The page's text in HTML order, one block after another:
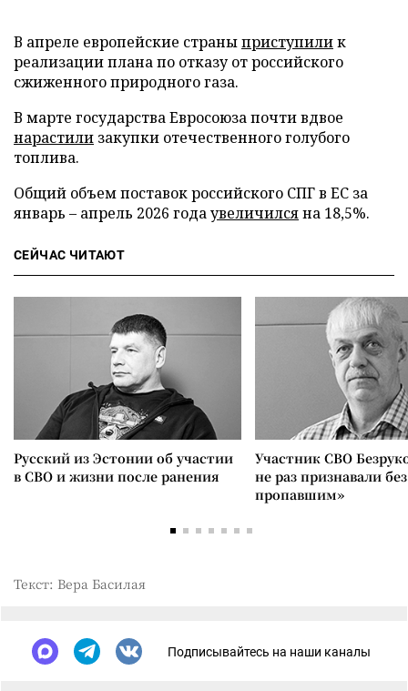
В апреле европейские страныприступилик
реализации плана по отказу от российского
сжиженного природного газа.
В марте государства Евросоюза почти вдвое
нарастили закупки отечественного голубого
топлива.
Общий объем поставок российского СПГ в ЕС за
январь – апрель 2026 годаувеличилсяна 18,5%.
СЕЙЧАС ЧИТАЮТ
Русский из Эстонии об участии
в СВО и жизни после ранения
Участник СВО
не раз признавали
пропавшим»
Текст: Вера Басилая
Подписывайтесь на наши каналы